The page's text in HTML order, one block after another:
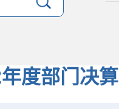
度部门决算